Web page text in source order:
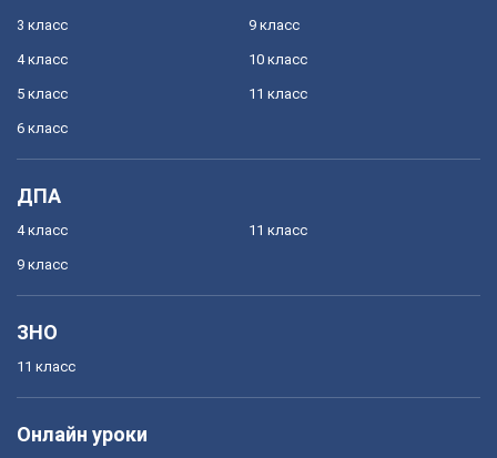
3 класс
4 класс
5 класс
6 класс
9 класс
10 класс
11 класс
ДПА
4 класс
9 класс
11 класс
ЗНО
11 класс
Онлайн уроки